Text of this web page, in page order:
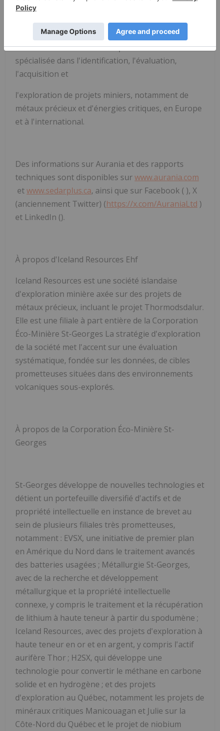
À propos d'Aurania Resources Ltée.
Aurania est une société d'exploration minière
spécialisée dans l'identification, l'évaluation,
l'acquisition et
l'exploration de projets miniers, notamment de
métaux précieux et d'énergies critiques, en Europe
et à l'international.
Des informations sur Aurania et des rapports
techniques sont disponibles surwww.aurania.com
etwww.sedarplus.ca, ainsi que sur Facebook ( ), X
(anciennement Twitter) (https://x.com/AuraniaLtd )
et LinkedIn ().
À propos d'Iceland Resources Ehf
Iceland Resources est une société islandaise
d'exploration minière axée sur des projets de
métaux précieux, incluant le projet Thormodsdalur.
Elle est une filiale à part entière de la Corporation
Éco-Minière St-Georges La stratégie d'exploration
de la société met l'accent sur une évaluation
systématique, fondée sur les données, de cibles
prometteuses situées dans des environnements
volcaniques sous-explorés.
À propos de la Corporation Éco-Minière St-
Georges
St-Georges développe de nouvelles technologies et
détient un portefeuille diversifié d'actifs et de
propriété intellectuelle en instance de brevet au
sein de plusieurs filiales très prometteuses,
notamment : EVSX, une initiative de premier plan
en Amérique du Nord dans le traitement avancés
des batteries usagées ; Métallurgie St-Georges,
avec de la recherche et développement
métallurgique et la propriété intellectuelle
connexe, y compris le traitement et la récupération
de lithium à haute teneur à partir du spodumène ;
Iceland Resources, avec des projets d'exploration à
haute teneur en or et en argent, y compris l'actif
aurifère Thor ; H2SX, qui développe une
technologie pour convertir le méthane en carbone
solide et en hydrogène ; et des projets
d'exploration au Québec, notamment les projets de
minéraux critiques Manicouagan et Julie sur la
Côte-Nord du Québec et le projet de niobium